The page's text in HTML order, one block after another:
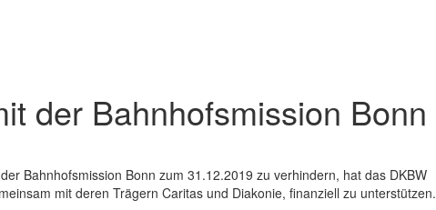
der Bahnhofsmission Bonn
Bahnhofsmission Bonn zum 31.12.2019 zu verhindern, hat das DKBW
mit deren Trägern Caritas und Diakonie, finanziell zu unterstützen.